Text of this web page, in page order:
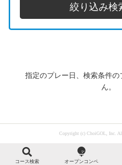
指定のプレー日、検索条件
ん。
Copyright (c) ChoiGOL, Inc.
コース検索 オープンコンペ